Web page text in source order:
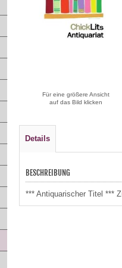
Für eine größere Ansicht
auf das Bild klicken
Details
BESCHREIBUNG
*** Antiquarischer Titel ***